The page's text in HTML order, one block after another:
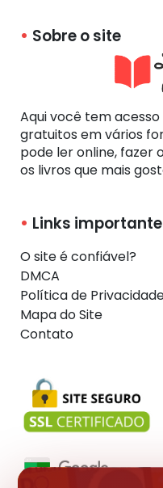
Sobre o site
Aqui você tem
gratuitos em vários
pode ler online, fazer
os livros que mais
Links
O site é confiável?
DMCA
Política de
Mapa do Site
Contato